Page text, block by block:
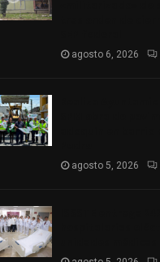
agosto 6, 2026
agosto 5, 2026